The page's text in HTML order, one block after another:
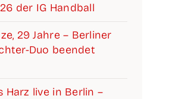
der IG Handball
29 Jah­re – Ber­li­ner
Duo been­det
Harz live in Ber­lin –